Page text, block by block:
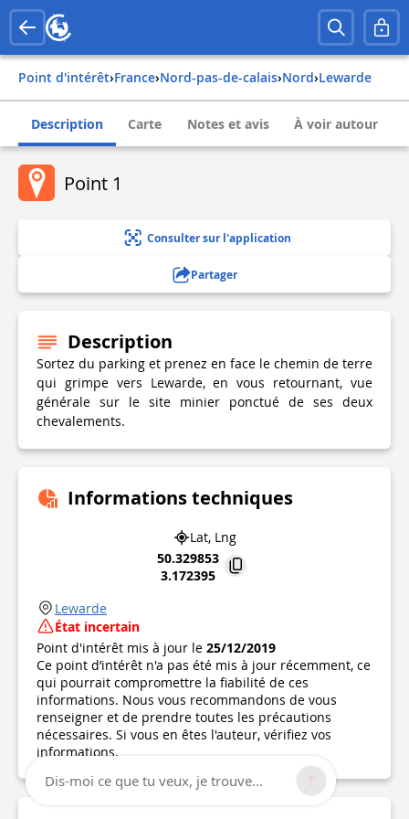
Point d'intérêt› france› nord-pas-de-calais› nord› lewarde
Description Carte Notes et avis À voir autour
Point 1
Consulter sur l'application
Partager
Description
Sortez du parking et prenez en face le chemin de terre
qui grimpe vers Lewarde, en vous retournant, vue
générale sur le site minier ponctué de ses deux
chevalements.
Informations techniques
Lat, Lng
50.329853
3.172395
Lewarde
État incertain
Point d'intérêt mis à jour le 25/12/2019
Ce point d’intérêt n'a pas été mis à jour récemment, ce
qui pourrait compromettre la fiabilité de ces
informations. Nous vous recommandons de vous
renseigner et de prendre toutes les précautions
nécessaires. Si vous en êtes l'auteur, vérifiez vos
informations.
Dis-moi ce que tu veux, je trouve...